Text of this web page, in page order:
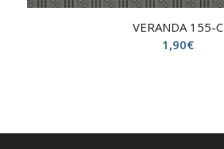
VERANDA 155-C
1,90€